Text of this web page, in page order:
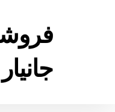
جانیار